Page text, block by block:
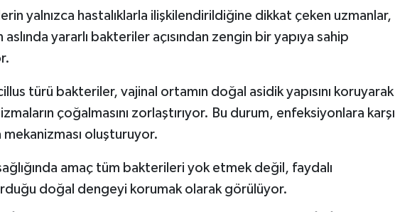
yalnızca hastalıklarla ilişkilendirildiğine dikkat çeken uzmanlar,
aslında yararlı bakteriler açısından zengin bir yapıya sahip
türü bakteriler, vajinal ortamın doğal asidik yapısını koruyarak
çoğalmasını zorlaştırıyor. Bu durum, enfeksiyonlara karşı
oluşturuyor.
amaç tüm bakterileri yok etmek değil, faydalı
doğal dengeyi korumak olarak görülüyor.